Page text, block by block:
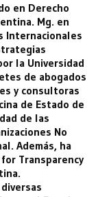
en Derecho
Mg. en
Internacionales
la Universidad
de abogados
y consultoras
de Estado de
de las
No
Además, ha
Transparency